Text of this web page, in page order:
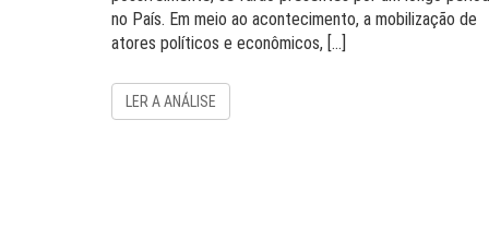
no País. Em meio ao acontecimento, a mobilização de
atores políticos e econômicos, […]
LER A ANÁLISE